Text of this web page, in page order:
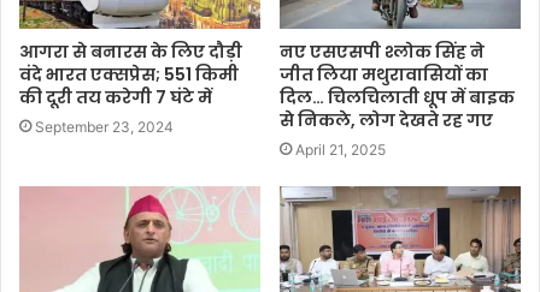
आगरा से बनारस के लिए दौड़ी
वंदे भारत एक्सप्रेस; 551 किमी
की दूरी तय करेगी 7 घंटे में
September 23, 2024
नए एसएसपी श्लोक सिंह ने
जीत लिया मथुरावासियों का
दिल… चिलचिलाती धूप में बाइक
से निकले, लोग देखते रह गए
April 21, 2025